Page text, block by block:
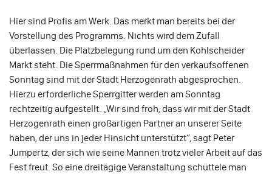
Hier sind Profis am Werk. Das merkt man bereits bei der
Vorstellung des Programms. Nichts wird dem Zufall
überlassen. Die Platzbelegung rund um den Kohlscheider
Markt steht. Die Sperrmaßnahmen für den verkaufsoffenen
Sonntag sind mit der Stadt Herzogenrath abgesprochen.
Hierzu erforderliche Sperrgitter werden am Sonntag
rechtzeitig aufgestellt. „Wir sind froh, dass wir mit der Stadt
Herzogenrath einen großartigen Partner an unserer Seite
haben, der uns in jeder Hinsicht unterstützt“, sagt Peter
Jumpertz, der sich wie seine Mannen trotz vieler Arbeit auf das
Fest freut. So eine dreitägige Veranstaltung schüttele man